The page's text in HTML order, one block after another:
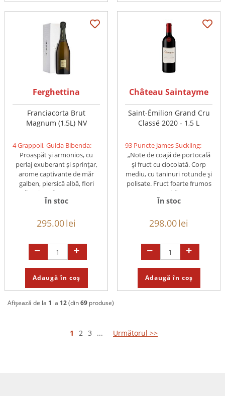
Ferghettina
Franciacorta Brut
Magnum (1,5L) NV
4 Grappoli, Guida Bibenda:
Proaspăt și armonios, cu
perlaj exuberant și sprințar,
arome captivante de măr
galben, piersică albă, flori
albe și nucă. Postgust ...
În stoc
295.00lei
Adaugă în coș
Château Saintayme
Saint-Émilion Grand Cru
Classé 2020 - 1,5 L
93 Puncte James Suckling:
„Note de coajă de portocală
și fruct cu ciocolată. Corp
mediu, cu taninuri rotunde și
polisate. Fruct foarte frumos
și multă ...
În stoc
298.00lei
Adaugă în coș
Afișează de la 1 la 12(din69 produse)
1 2 3 ... Următorul >>